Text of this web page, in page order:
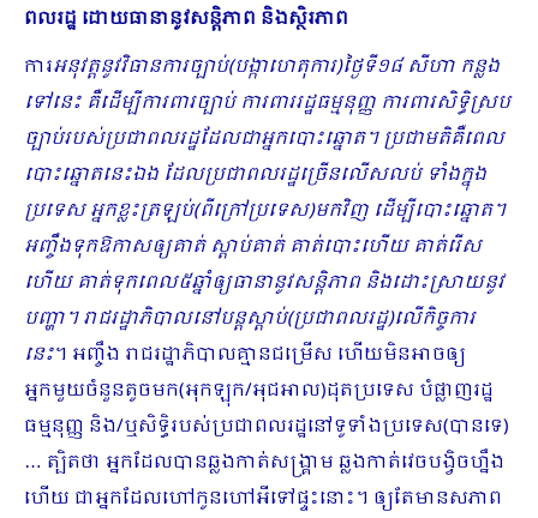
ពលរដ្ឋ ដោយធានានូវសន្តិភាព និងស្ថិរភាព
ការអនុវត្តនូវវិធានការច្បាប់(បង្កាហេតុការ)ថ្ងៃទី១៨ សីហា កន្លង
ទៅនេះ គឺដើម្បីការពារច្បាប់ ការពាររដ្ឋធម្មនុញ្ញ ការពារសិទ្ធិស្រប
ច្បាប់របស់ប្រជាពលរដ្ឋដែលជាអ្នកបោះឆ្នោត។ ប្រជាមតិគឺពេល
បោះឆ្នោតនេះឯង ដែលប្រជាពលរដ្ឋច្រើនលើសលប់ ទាំងក្នុង
ប្រទេស អ្នកខ្លះត្រឡប់(ពីក្រៅប្រទេស)មកវិញ ដើម្បីបោះឆ្នោត។
អញ្ចឹងទុកឱកាសឲ្យគាត់ ស្ដាប់គាត់ គាត់បោះហើយ គាត់រើស
ហើយ គាត់ទុកពេល៥ឆ្នាំឲ្យធានានូវសន្តិភាព និងដោះស្រាយនូវ
បញ្ហា។ រាជរដ្ឋាភិបាលនៅបន្តស្ដាប់(ប្រជាពលរដ្ឋ)លើកិច្ចការ
នេះ។ អញ្ចឹង រាជរដ្ឋាភិបាលគ្មានជម្រើស ហើយមិនអាចឲ្យ
អ្នកមួយចំនួនតូចមក(អុកឡុក/អុជអាល)ដុតប្រទេស បំផ្លាញរដ្ឋ
ធម្មនុញ្ញ និង/ឬសិទ្ធិរបស់ប្រ​ជា​ពលរដ្ឋនៅទូទាំងប្រទេស(បានទេ)
… ត្បិតថា អ្នកដែលបានឆ្លងកាត់សង្រ្គាម ឆ្លងកាត់វេចបង្វិចហ្នឹង
ហើយ ជាអ្នកដែលហៅកូនហៅអីទៅផ្ទះនោះ។ ឲ្យតែមានសភាព